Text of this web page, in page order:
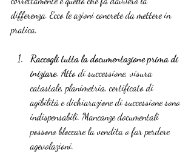
differenza. Ecco le azioni concrete da mettere in
pratica.
Raccogli tutta la documentazione prima di
iniziare. Atto di successione, visura
catastale, planimetria, certificato di
agibilità e dichiarazione di successione sono
indispensabili. Mancanze documentali
possono bloccare la vendita o far perdere
agevolazioni.